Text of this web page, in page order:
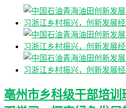
亳州市乡科级干部培